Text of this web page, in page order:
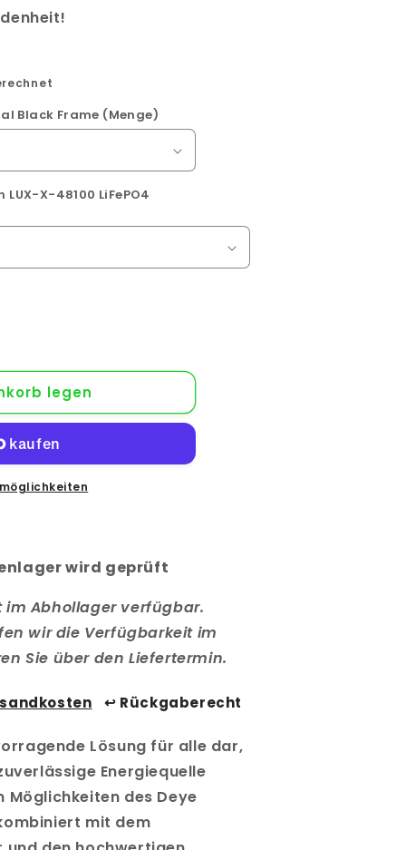
Black Frame (Menge)
X-48100 LiFePO4
legen
wird geprüft
Abhollager verfügbar.
wir die Verfügbarkeit im
Sie über den Liefertermin.
↩️ Rückgaberecht
Lösung für alle dar,
Energiequelle
Möglichkeiten des Deye
mit dem